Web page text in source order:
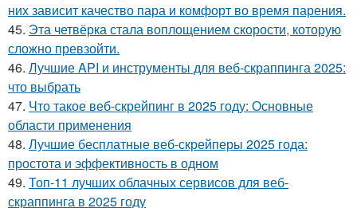
них зависит качество пара и комфорт во время парения.
45. Эта четвёрка стала воплощением скорости, которую
сложно превзойти.
46. Лучшие API и инструменты для веб-скраппинга 2025:
что выбрать
47. Что такое веб-скрейпинг в 2025 году: Основные
области применения
48. Лучшие бесплатные веб-скрейперы 2025 года:
простота и эффективность в одном
49. Топ-11 лучших облачных сервисов для веб-
скраппинга в 2025 году